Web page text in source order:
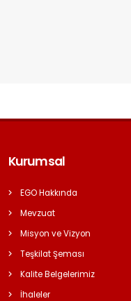
Kurumsal
EGO Hakkında
Mevzuat
Misyon ve Vizyon
Teşkilat Şeması
Kalite Belgelerimiz
İhaleler